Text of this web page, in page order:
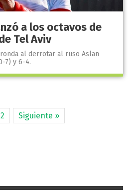
a los octavos de
Tel Aviv
al derrotar al ruso Aslan
7) y 6-4.
2 Siguiente »